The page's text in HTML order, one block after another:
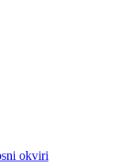
okviri